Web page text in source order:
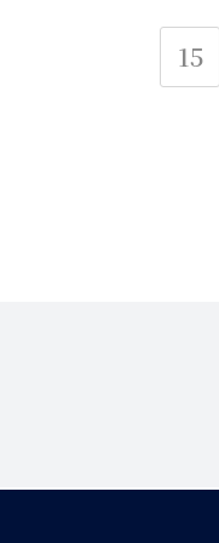
15